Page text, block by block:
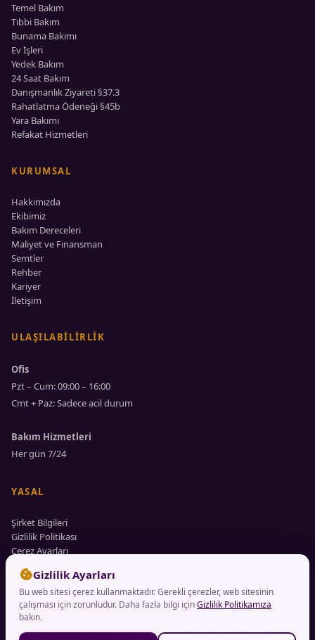
Temel Bakım
Tıbbi Bakım
Bunama Bakımı
Ev İşleri
Yedek Bakım
24 Saat Bakım
Danışmanlık Ziyareti §37.3
Rahatlatma Ödeneği §45b
Yara Bakımı
Refakat Hizmetleri
KURUMSAL
Hakkımızda
Ekibimiz
Bakım Dereceleri
Maliyet ve Finansman
Semtler
Rehber
Kariyer
İletişim
ULAŞILABILIRLIK
Ofis
Pzt – Cum: 09:00 – 16:00
Cmt + Paz: Sadece acil durum
Bakım Hizmetleri
Her gün 7/24
YASAL
Şirket Bilgileri
Gizlilik Politikası
Çerez Ayarları
© 2026 MultiCare Ambulanter Pflegedienst GmbH · HRB 122764 ·
cookieGizlilik Ayarları
Bu web sitesi çerez kullanmaktadır. Gerekli çerezler, web sitesinin
çalışması için zorunludur. Daha fazla bilgi içinGizlilik Politikamıza
bakın.